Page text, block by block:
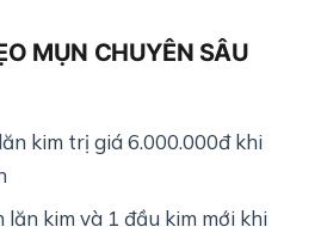
MỤN CHUYÊN SÂU
kim trị giá 6.000.000đ khi
lăn kim và 1 đầu kim mới khi